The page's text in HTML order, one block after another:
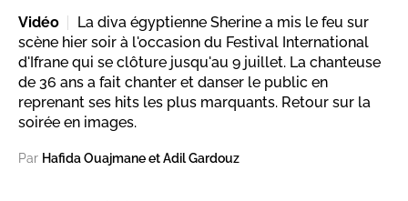
Vidéo
La diva égyptienne Sherine a mis le feu sur
scène hier soir à l'occasion du Festival International
d'Ifrane qui se clôture jusqu'au 9 juillet. La chanteuse
de 36 ans a fait chanter et danser le public en
reprenant ses hits les plus marquants. Retour sur la
soirée en images.
Par Hafida Ouajmane et Adil Gardouz